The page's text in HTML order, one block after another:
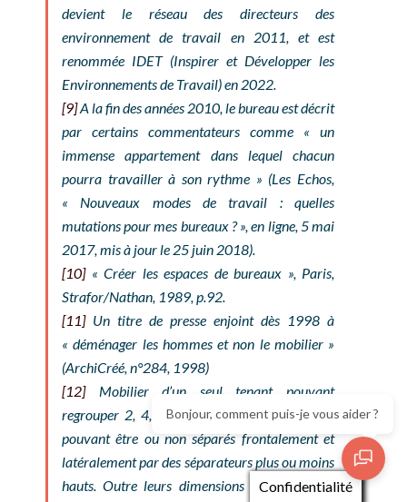
devient le réseau des directeurs des
environnement de travail en 2011, et est
renommée IDET (Inspirer et Développer les
Environnements de Travail) en 2022.
[9]A la fin des années 2010, le bureau est décrit
par certains commentateurs comme « un
immense appartement dans lequel chacun
pourra travailler à son rythme » (Les Echos,
« Nouveaux modes de travail : quelles
mutations pour mes bureaux ? », en ligne, 5 mai
2017, mis à jour le 25 juin 2018).
[10]« Créer les espaces de bureaux », Paris,
Strafor/Nathan, 1989, p.92.
[11]Un titre de presse enjoint dès 1998 à
« déménager les hommes et non le mobilier »
(ArchiCréé, n°284, 1998)
[12]Mobilier d’un seul tenant pouvant
regrouper 2, 4, 6, parfois 8 postes de travail
pouvant être ou non séparés frontalement et
latéralement par des séparateurs plus ou moins
hauts. Outre leurs dimensions imposantes et
Bonjour, comment puis-je vous aider ?
Confidentialité